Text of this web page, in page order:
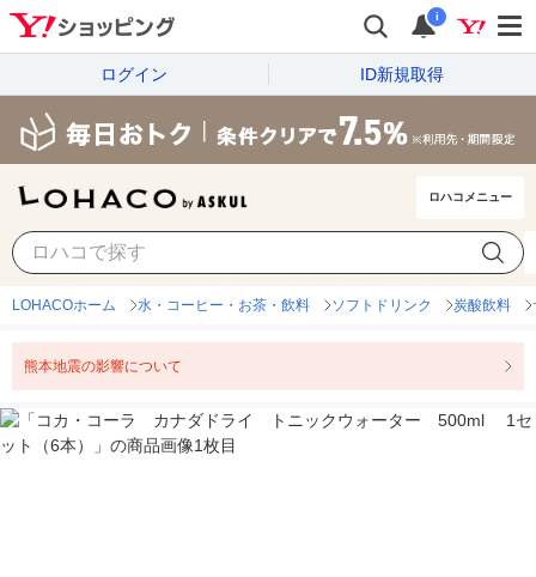
i
ログイン ID新規取得
ロハコメニュー
LOHACOホーム 水・コーヒー・お茶・飲料 ソフトドリンク 炭酸飲料
熊本地震の影響について